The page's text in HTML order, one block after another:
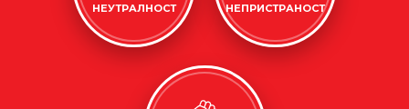
НЕУТРАЛНОСТ НЕПРИСТРАНОСТ